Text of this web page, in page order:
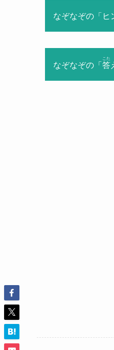
なぞなぞの「ヒ
なぞなぞの「 答
こた